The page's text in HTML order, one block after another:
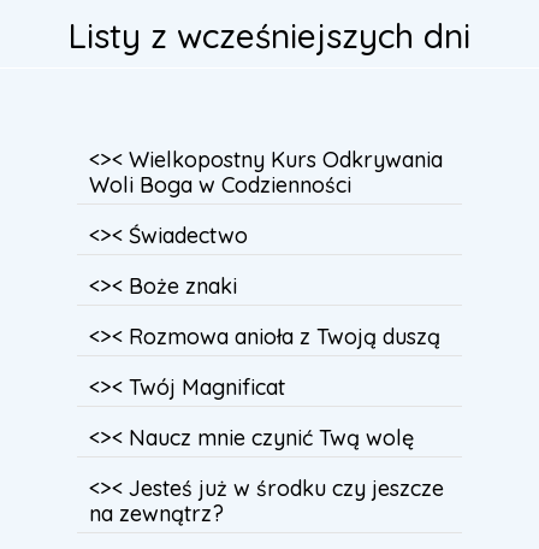
Listy z wcześniejszych dni
<>< Wielkopostny Kurs Odkrywania
Woli Boga w Codzienności
<>< Świadectwo
<>< Boże znaki
<>< Rozmowa anioła z Twoją duszą
<>< Twój Magnificat
<>< Naucz mnie czynić Twą wolę
<>< Jesteś już w środku czy jeszcze
na zewnątrz?